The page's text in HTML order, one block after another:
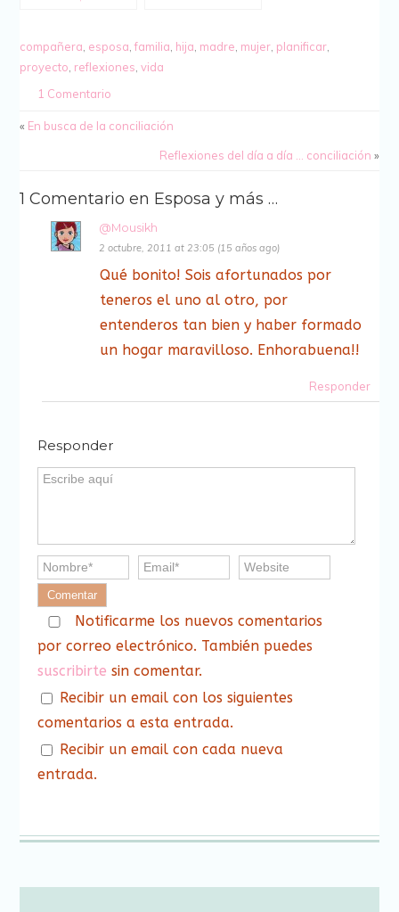
igualdad I
compañera esposa ,familia hija madre mujer planificar
proyecto reflexiones ,vida
1 Comentario
« En busca de la conciliación
Reflexiones del día a día … conciliación »
1 Comentario en Esposa y más …
@Mousikh
2 octubre, 2011 at 23:05 (15 años ago)
Qué bonito! Sois afortunados por
teneros el uno al otro, por
entenderos tan bien y haber formado
un hogar maravilloso. Enhorabuena!!
Responder
Responder
Notificarme los nuevos comentarios
por correo electrónico. También puedes
suscribirte sin comentar.
Recibir un email con los siguientes
comentarios a esta entrada.
Recibir un email con cada nueva
entrada.